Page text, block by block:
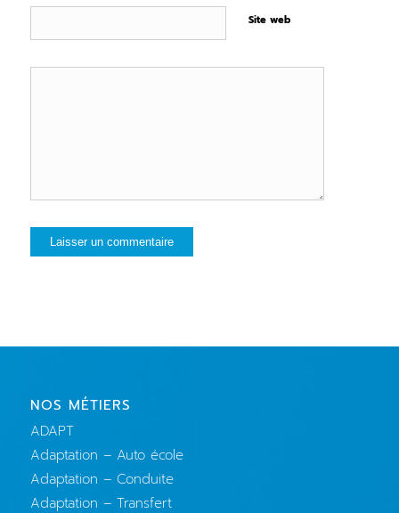
Site web
NOS MÉTIERS
ADAPT
Adaptation – Auto école
Adaptation – Conduite
Adaptation – Transfert